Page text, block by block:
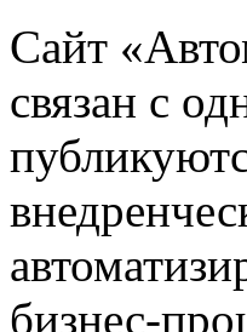
Сайт
связан с
бизнес-